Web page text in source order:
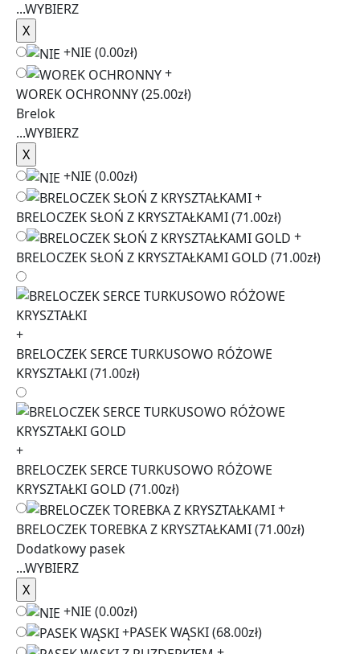
...WYBIERZ
+NIE (0.00zł)
+
WOREK OCHRONNY(25.00zł)
Brelok
...WYBIERZ
+NIE (0.00zł)
+
BRELOCZEK SŁOŃ Z KRYSZTAŁKAMI(71.00zł)
+
BRELOCZEK SŁOŃ Z KRYSZTAŁKAMI GOLD (71.00zł)
+
BRELOCZEK SERCE TURKUSOWO RÓŻOWE
KRYSZTAŁKI(71.00zł)
+
BRELOCZEK SERCE TURKUSOWO RÓŻOWE
KRYSZTAŁKI GOLD (71.00zł)
+
BRELOCZEK TOREBKA Z KRYSZTAŁKAMI(71.00zł)
Dodatkowy pasek
...WYBIERZ
+NIE (0.00zł)
+PASEK WĄSKI(68.00zł)